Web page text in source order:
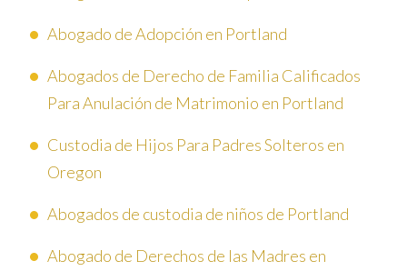
Abogado de Adopción en Portland
Abogados de Derecho de Familia Calificados
Para Anulación de Matrimonio en Portland
Custodia de Hijos Para Padres Solteros en
Oregon
Abogados de custodia de niños de Portland
Abogado de Derechos de las Madres en